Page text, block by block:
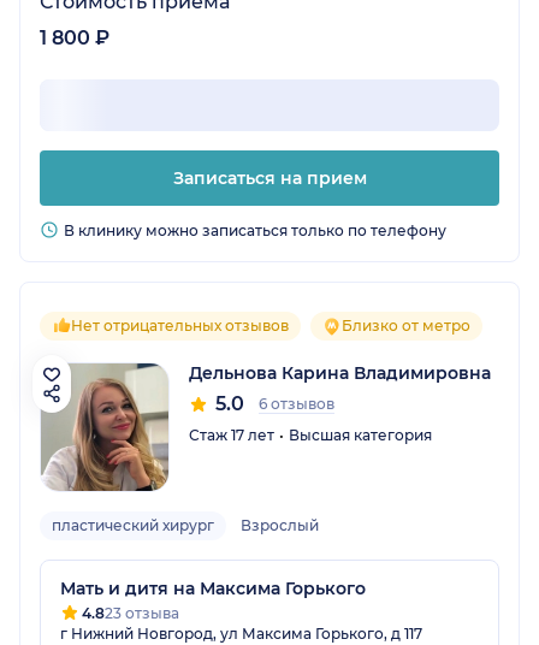
1 800 ₽
Записаться на прием
В клинику можно записаться только по телефону
Нет отрицательных отзывов Близко от метро
Дельнова Карина Владимировна
5.0
6 отзывов
Стаж 17 лет
Высшая категория
пластический хирург Взрослый
Мать и дитя на Максима Горького
4.823 отзыва
г Нижний Новгород, ул Максима Горького, д 117